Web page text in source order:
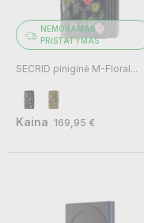
NEMOKAMAS
PRISTATYMAS
SECRID piniginė M-Floral...
Kaina 169,95 €